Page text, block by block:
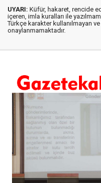
UYARI: Küfür, hakaret, rencide
içeren, imla kuralları ile
Türkçe karakter kullanılmayan
onaylanmamaktadır.